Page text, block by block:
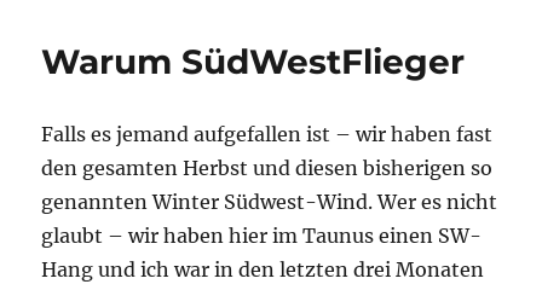
Warum SüdWestFlieger
Falls es jemand aufgefallen ist – wir haben fast
den gesamten Herbst und diesen bisherigen so
genannten Winter Südwest-Wind. Wer es nicht
glaubt – wir haben hier im Taunus einen SW-
Hang und ich war in den letzten drei Monaten